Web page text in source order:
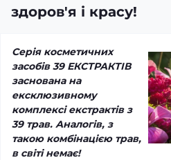
здоров'я і красу!
Серія косметичних
засобів 39 ЕКСТРАКТІВ
заснована на
ексклюзивному
комплексі екстрактів з
39 трав. Аналогів, з
такою комбінацією трав,
в світі немає!